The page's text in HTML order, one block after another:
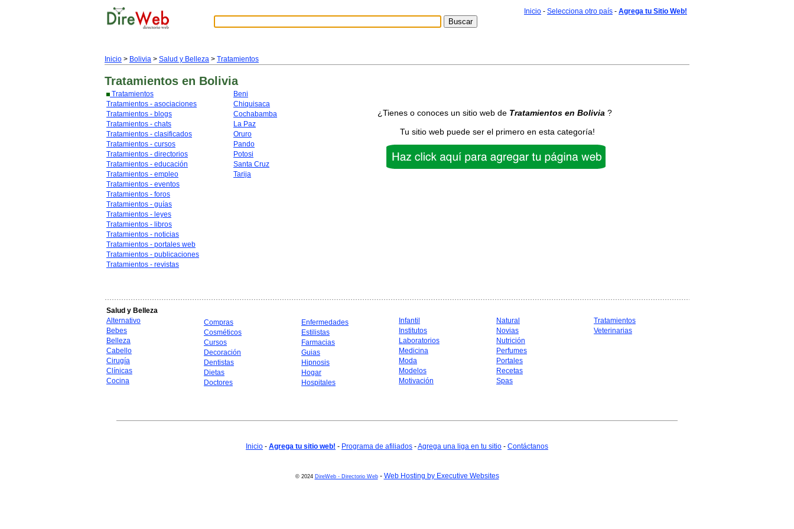
Inicio - Selecciona otro país - Agrega tu Sitio Web!
Inicio > Bolivia > Salud y Belleza > Tratamientos
Tratamientos en Bolivia
Tratamientos
Tratamientos - asociaciones
Tratamientos - blogs
Tratamientos - chats
Tratamientos - clasificados
Tratamientos - cursos
Tratamientos - directorios
Tratamientos - educación
Tratamientos - empleo
Tratamientos - eventos
Tratamientos - foros
Tratamientos - guías
Tratamientos - leyes
Tratamientos - libros
Tratamientos - noticias
Tratamientos - portales web
Tratamientos - publicaciones
Tratamientos - revistas
Beni
Chiquisaca
Cochabamba
La Paz
Oruro
Pando
Potosi
Santa Cruz
Tarija
¿Tienes o conoces un sitio web de Tratamientos en Bolivia ?
Tu sitio web puede ser el primero en esta categoría!
Salud y Belleza
Alternativo
Bebes
Belleza
Cabello
Cirugía
Clínicas
Cocina
Compras
Cosméticos
Cursos
Decoración
Dentistas
Dietas
Doctores
Enfermedades
Estilistas
Farmacias
Guias
Hipnosis
Hogar
Hospitales
Infantil
Institutos
Laboratorios
Medicina
Moda
Modelos
Motivación
Natural
Novias
Nutrición
Perfumes
Portales
Recetas
Spas
Tratamientos
Veterinarias
Inicio - Agrega tu sitio web! - Programa de afiliados -Agrega una liga en tu sitio - Contáctanos
© 2024 DireWeb - Directorio Web- Web Hosting by Executive Websites